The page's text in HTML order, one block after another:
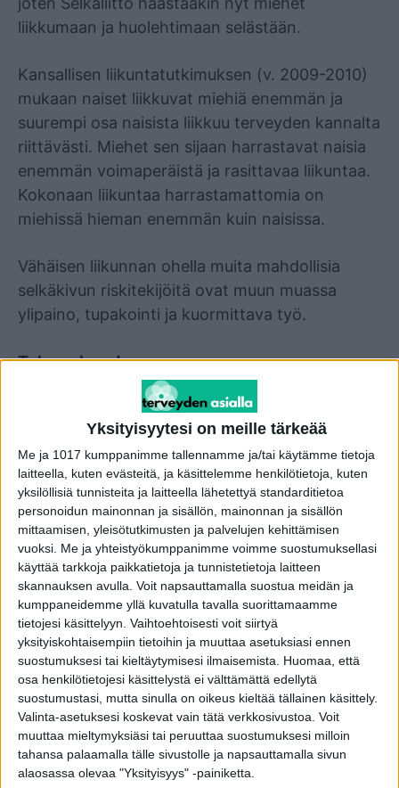
Yksityisyytesi on meille tärkeää
Me ja 1017 kumppanimme tallennamme ja/tai käytämme tietoja
laitteella, kuten evästeitä, ja käsittelemme henkilötietoja, kuten
yksilöllisiä tunnisteita ja laitteella lähetettyä standarditietoa
personoidun mainonnan ja sisällön, mainonnan ja sisällön
mittaamisen, yleisötutkimusten ja palvelujen kehittämisen
vuoksi. Me ja yhteistyökumppanimme voimme suostumuksellasi
käyttää tarkkoja paikkatietoja ja tunnistetietoja laitteen
skannauksen avulla. Voit napsauttamalla suostua meidän ja
kumppaneidemme yllä kuvatulla tavalla suorittamaamme
tietojesi käsittelyyn. Vaihtoehtoisesti voit siirtyä
yksityiskohtaisempiin tietoihin ja muuttaa asetuksiasi ennen
suostumuksesi tai kieltäytymisesi ilmaisemista.
Huomaa, että
osa henkilötietojesi käsittelystä ei välttämättä edellytä
suostumustasi, mutta sinulla on oikeus kieltää tällainen käsittely.
Valinta-asetuksesi koskevat vain tätä verkkosivustoa. Voit
muuttaa mieltymyksiäsi tai peruuttaa suostumuksesi milloin
tahansa palaamalla tälle sivustolle ja napsauttamalla sivun
alaosassa olevaa "Yksityisyys" -painiketta.
liikkumaan ja huolehtimaan selästään.
Kansallisen liikuntatutkimuksen (v. 2009-2010)
mukaan naiset liikkuvat miehiä enemmän ja
suurempi osa naisista liikkuu terveyden kannalta
riittävästi. Miehet sen sijaan harrastavat naisia
enemmän voimaperäistä ja rasittavaa liikuntaa.
Kokonaan liikuntaa harrastamattomia on
miehissä hieman enemmän kuin naisissa.
Vähäisen liikunnan ohella muita mahdollisia
selkäkivun riskitekijöitä ovat muun muassa
ylipaino, tupakointi ja kuormittava työ.
Tule mukaan!
Selkäliiton tämän vuoden teema on Tosimiehen
selkätreeni. Teemalla liitto haastaa kaikki miehet
huolehtimaan itsestään ja selkänsä kunnosta.
Selkäliiton jäsenrekisterin mukaan
selkäyhdistysten jäsenistä vain noin 20
prosenttia on miehiä, vaikka miehet kokevat
selkäoireita lähes yhtä paljon kuin naiset.
-Liikuntateemalla haluamme kiinnittää huomiota
miesten selkäkipuihin, vähentää niitä ja ehkäistä
niiden uusiutumista. Tutkimusten mukaan
monipuolinen ja säännöllinen liikunta suojaa
selkävaivoilta. Liikunnalla on myös kipua
lievittävä vaikutus, Selkäliiton toiminnanjohtaja
Kirsi Töyrylä-Aapio kertoo.